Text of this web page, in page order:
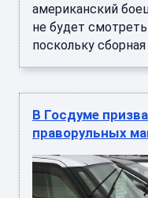
американский
не будет
поскольку
В Госдуме
праворульных